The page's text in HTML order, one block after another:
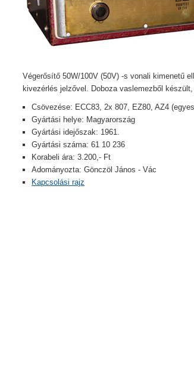
Végerősítő 50W/100V (50V) -s vonali kimenetű
kivezérlés jelzővel. Doboza vaslemezből
Csövezése: ECC83, 2x 807, EZ80, AZ4
Gyártási helye: Magyarország
Gyártási idejőszak: 1961.
Gyártási száma: 61 10 236
Korabeli ára: 3.200,- Ft
Adományozta: Gönczöl János - Vác
Kapcsolási rajz